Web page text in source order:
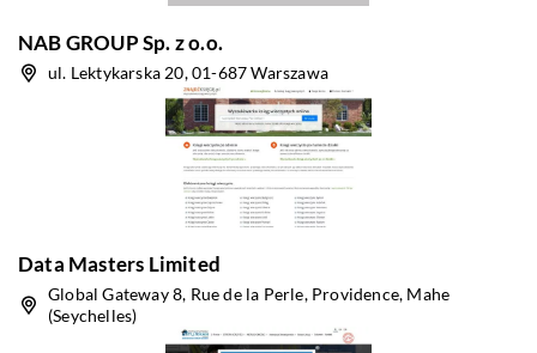
NAB GROUP Sp. z o.o.
ul. Lektykarska 20, 01-687 Warszawa
Data Masters Limited
Global Gateway 8, Rue de la Perle, Providence, Mahe
(Seychelles)